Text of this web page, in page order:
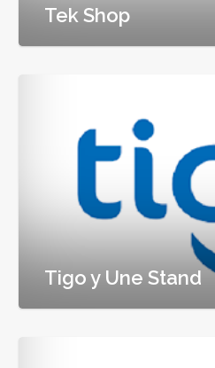
Tek Shop
Tigo y Une Stand